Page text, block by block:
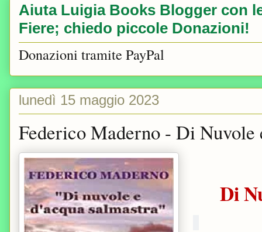
Aiuta Luigia Books Blogger con
Fiere; chiedo piccole Donazioni!
Donazioni tramite PayPal
lunedì 15 maggio 2023
Federico Maderno - Di Nuvole
Di